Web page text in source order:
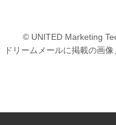
© UNITED Marketing
ドリームメールに掲載の画